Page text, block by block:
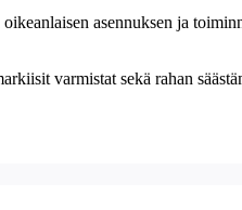
asennuksen ja
varmistat sekä rahan